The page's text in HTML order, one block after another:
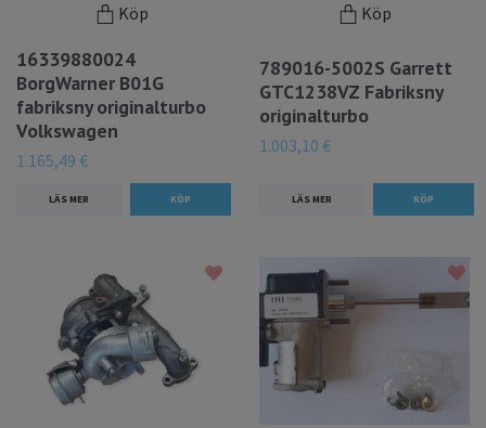
Köp
16339880024
BorgWarner B01G
fabriksny originalturbo
Volkswagen
1.165,49 €
LÄS MER
Köp
789016-5002S Garrett
GTC1238VZ Fabriksny
originalturbo
1.003,10 €
LÄS MER